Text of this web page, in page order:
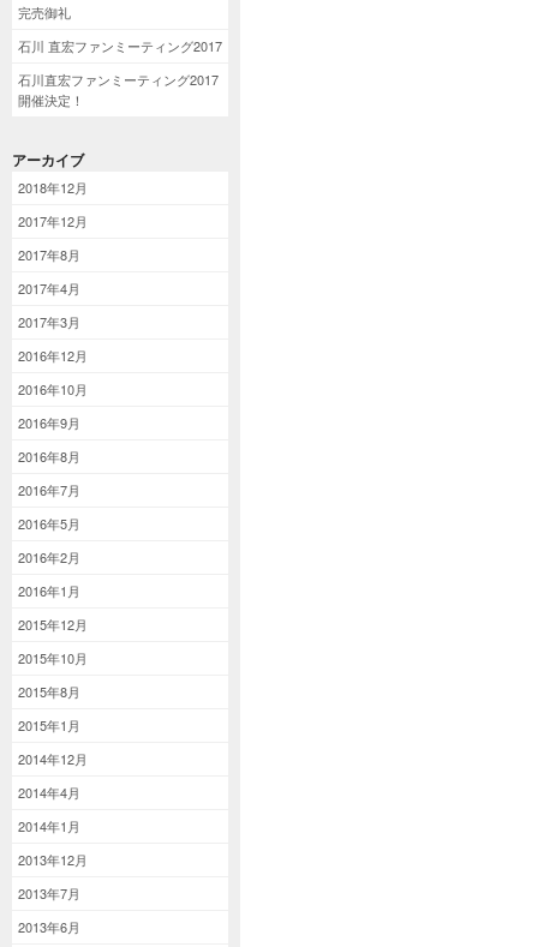
完売御礼
石川 直宏ファンミーティング2017
石川直宏ファンミーティング2017
開催決定！
アーカイブ
2018年12月
2017年12月
2017年8月
2017年4月
2017年3月
2016年12月
2016年10月
2016年9月
2016年8月
2016年7月
2016年5月
2016年2月
2016年1月
2015年12月
2015年10月
2015年8月
2015年1月
2014年12月
2014年4月
2014年1月
2013年12月
2013年7月
2013年6月